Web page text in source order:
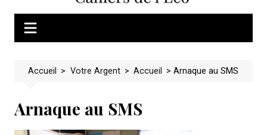
Accueil > Votre Argent > Accueil >Arnaque au SMS
Arnaque au SMS